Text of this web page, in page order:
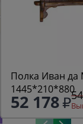
Полка Иван
1445*210*880
52 178